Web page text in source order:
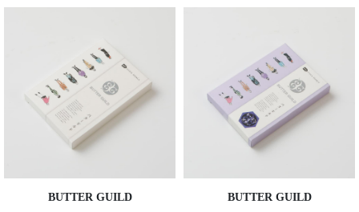
BUTTER GUILD BUTTER GUILD